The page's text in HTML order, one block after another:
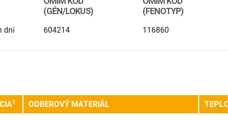
dní
(GÉN/LOKUS)
604214
(FENOTYP)
116860
1 ODBEROVÝ MATERIÁL